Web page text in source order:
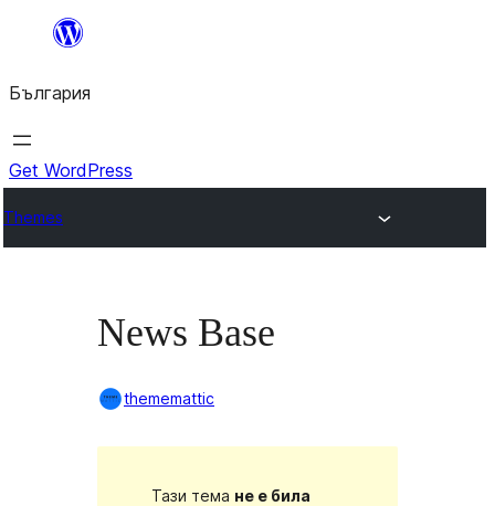
България
Get WordPress
Themes
News Base
thememattic
Тази тема не е била